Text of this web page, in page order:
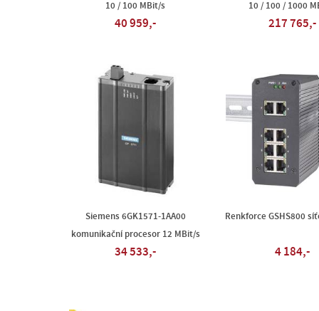
10 / 100 MBit/s
40 959,-
10 / 100 / 1000
217 765,-
Siemens 6GK1571-1AA00
komunikační procesor 12 MBit/s
34 533,-
Renkforce GSHS800
4 184,-